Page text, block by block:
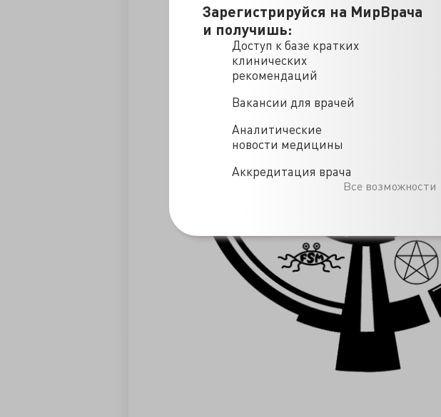
Зарегистрируйся на МирВрача
и получишь:
Доступ к базе кратких
клинических
рекомендаций
Вакансии для врачей
Аналитические
новости медицины
Аккредитация врача
Все возможности